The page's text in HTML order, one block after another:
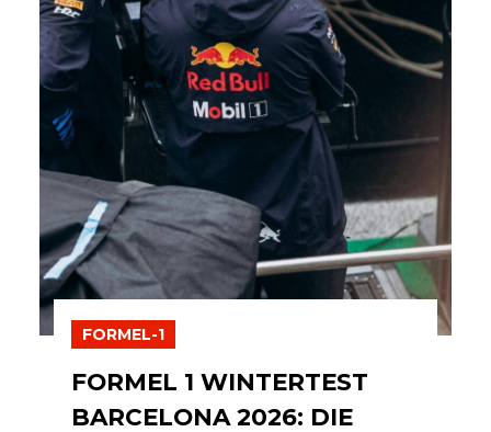
FORMEL-1
FORMEL 1 WINTERTEST
BARCELONA 2026: DIE